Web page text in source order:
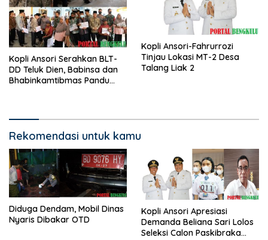
Kopli Ansori Serahkan BLT-
DD Teluk Dien, Babinsa dan
Bhabinkamtibmas Pandu
Kopli Ansori-Fahrurrozi
Tinjau Lokasi MT-2 Desa
Talang Liak 2
Rekomendasi untuk kamu
Diduga Dendam, Mobil Dinas
Nyaris Dibakar OTD
Kopli Ansori Apresiasi
Demanda Beliana Sari Lolos
Seleksi Calon Paskibraka